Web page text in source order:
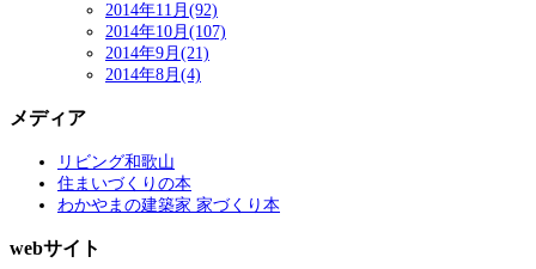
2014年11月(92)
2014年10月(107)
2014年9月(21)
2014年8月(4)
メディア
リビング和歌山
住まいづくりの本
わかやまの建築家 家づくり本
webサイト